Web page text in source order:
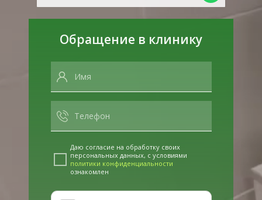
Обращение в клинику
Даю согласие на обработку своих
персональных данных, с условиями
политики конфиденциальности
ознакомлен